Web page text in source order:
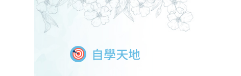
自學天地